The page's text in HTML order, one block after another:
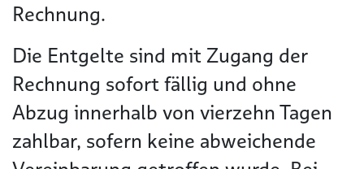
Rechnung.
Die Entgelte sind mit Zugang der
Rechnung sofort fällig und ohne
Abzug innerhalb von vierzehn Tagen
zahlbar, sofern keine abweichende